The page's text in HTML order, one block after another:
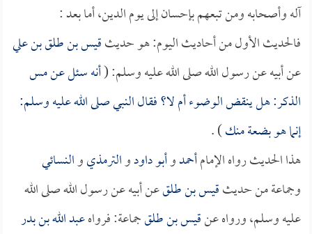
آله وأصحابه ومن تبعهم بإحسان إلى يوم الدين، أما بعد :
فالحديث الأول من أحاديث اليوم: هو حديثقيس بن طلق بن علي
عن أبيه عن رسول الله صلى الله عليه وسلم: (أنه سئل عن مس
الذكر: هل ينقض الوضوء أم لا؟ فقال النبي صلى الله عليه وسلم:
إنما هو بضعة منك) .
هذا الحديث رواه الإمامأحمدوأبو داودوالترمذيوالنسائي
وجماعة من حديثقيس بن طلقعن أبيه عن رسول الله صلى الله
عليه وسلم، ورواه عنقيس بن طلقجماعة: فرواهعبد الله بن بدر